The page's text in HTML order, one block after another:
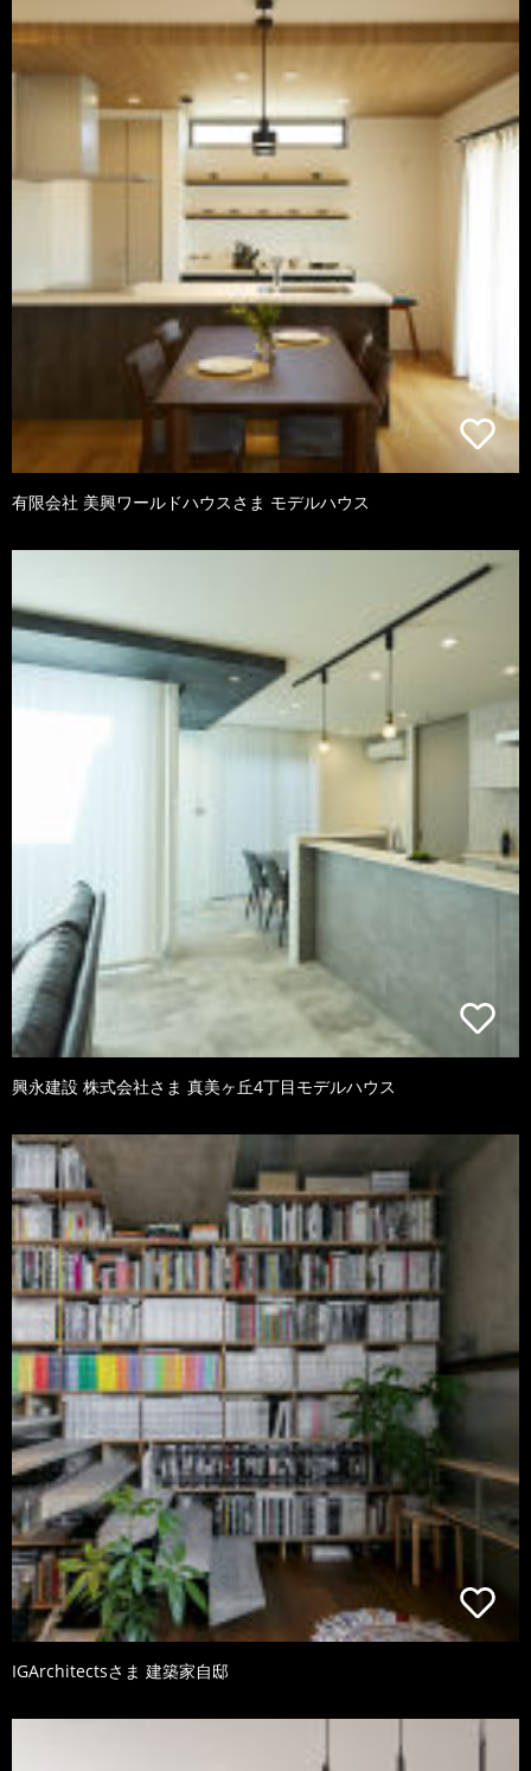
有限会社 美興ワールドハウスさま モデルハウス
興永建設 株式会社さま 真美ヶ丘4丁目モデルハウス
IGArchitectsさま 建築家自邸